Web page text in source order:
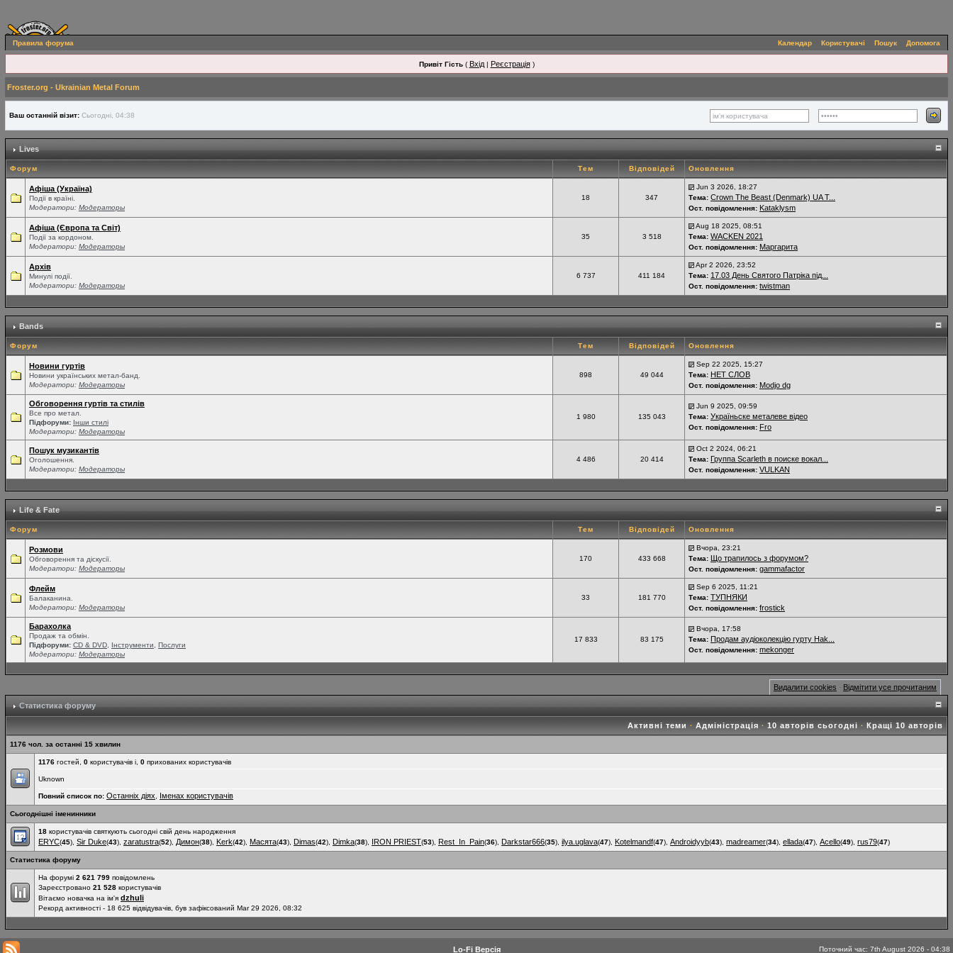
Правила форума Календар Користувачі Пошук Допомога
Привіт Гість( Вхід| Реєстрація)
Froster.org - Ukrainian Metal Forum
Ваш останній візит: Сьогодні, 04:38
Lives
Форум Тем Відповідей Оновлення
Афіша (Україна)
Події в країні.
Модератори: Модераторы
18 347
Jun 3 2026, 18:27
Тема: Crown The Beast (Denmark) UA T...
Ост. повідомлення: Kataklysm
Афіша (Європа та Світ)
Події за кордоном.
Модератори: Модераторы
35 3 518
Aug 18 2025, 08:51
Тема: WACKEN 2021
Ост. повідомлення: Маргарита
Архів
Минулі події.
Модератори: Модераторы
6 737 411 184
Apr 2 2026, 23:52
Тема: 17.03 День Святого Патріка під...
Ост. повідомлення: twistman
Bands
Форум Тем Відповідей Оновлення
Новини гуртів
Новини українських метал-банд.
Модератори: Модераторы
898 49 044
Sep 22 2025, 15:27
Тема: НЕТ СЛОВ
Ост. повідомлення: Modjo dg
Обговорення гуртів та стилів
Все про метал.
Підфоруми: Інши стилі
Модератори: Модераторы
1 980 135 043
Jun 9 2025, 09:59
Тема: Україньске металеве відео
Ост. повідомлення: Fro
Пошук музикантів
Оголошення.
Модератори: Модераторы
4 486 20 414
Oct 2 2024, 06:21
Тема: Группа Scarleth в поиске вокал...
Ост. повідомлення: VULKAN
Life & Fate
Форум Тем Відповідей Оновлення
Розмови
Обговорення та діскусії.
Модератори: Модераторы
170 433 668
Вчора, 23:21
Тема: Що трапилось з форумом?
Ост. повідомлення: gammafactor
Флейм
Балаканина.
Модератори: Модераторы
33 181 770
Sep 6 2025, 11:21
Тема: ТУПНЯКИ
Ост. повідомлення: frostick
Барахолка
Продаж та обмін.
Підфоруми: СD & DVD Інструменти
Послуги
Модератори: Модераторы
17 833 83 175
Вчора, 17:58
Тема: Продам аудіоколекцію гурту Hak...
Ост. повідомлення: mekonger
Видалити cookies Відмітити усе прочитаним
Статистика форуму
Активні теми · Адміністрація · 10 авторів сьогодні · Кращі 10 авторів
1176 чол. за останні 15 хвилин
1176 гостей, 0 користувачів і, 0 прихованих користувачів
Uknown
Повний список по: Останніх діях Іменах користувачів
Сьогоднішні іменинники
18 користувачів святкують сьогодні свій день народження
ERYC(45), Sir Duke(43), zaratustra(52), Димон(38), Kerk(42), Масята(43), Dimas(42), Dimka(38), IRON PRIEST(53), Rest_In_Pain(36), Darkstar666(35), ilya.uglava(47), Kotelmandf(47), Androidyyb(43), madreamer(34), ellada(47), Acello(49), rus79(47)
Статистика форуму
На форумі 2 621 799 повідомлень
Зареєстровано 21 528 користувачів
Вітаємо новачка на ім'я dzhuli
Рекорд активності - 18 625 відвідувачів, був зафіксований Mar 29 2026, 08:32
Lo-Fi Версія Поточний час: 7th August 2026 - 04:38